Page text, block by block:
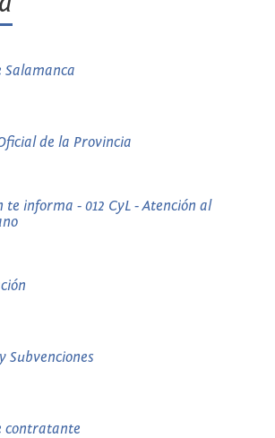
Salamanca
de la Provincia
te informa - 012 CyL - Atención al
Subvenciones
contratante